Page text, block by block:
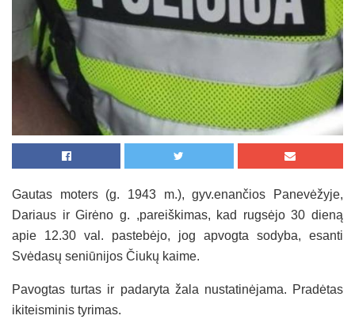
Gautas moters (g. 1943 m.), gyv.enančios Panevėžyje,
Dariaus ir Girėno g. ,pareiškimas, kad rugsėjo 30 dieną
apie 12.30 val. pastebėjo, jog apvogta sodyba, esanti
Svėdasų seniūnijos Čiukų kaime.
Pavogtas turtas ir padaryta žala nustatinėjama. Pradėtas
ikiteisminis tyrimas.